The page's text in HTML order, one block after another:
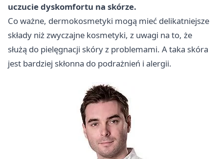
uczucie dyskomfortu na skórze.
Co ważne, dermokosmetyki mogą mieć delikatniejsze
składy niż zwyczajne kosmetyki, z uwagi na to, że
służą do pielęgnacji skóry z problemami. A taka skóra
jest bardziej skłonna do podrażnień i alergii.